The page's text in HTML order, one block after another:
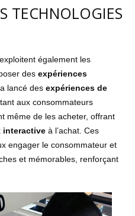
TECHNOLOGIES
également les
des expériences
lancé des expériences de
aux consommateurs
même de les acheter, offrant
interactive à l’achat. Ces
engager le consommateur et
et mémorables, renforçant